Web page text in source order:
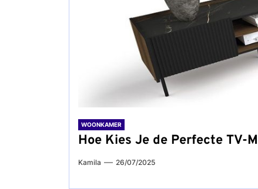
WOONKAMER
Hoe Kies Je de Perfecte TV-
Kamila 26/07/2025